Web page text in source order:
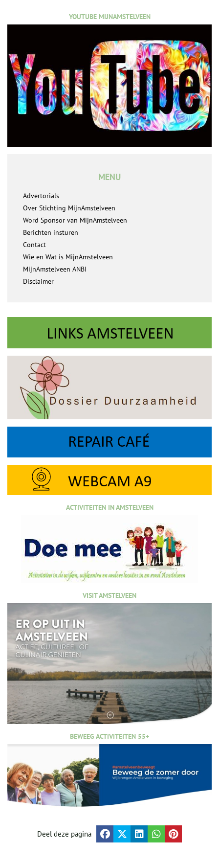
YOUTUBE MIJNAMSTELVEEN
MENU
Advertorials
Over Stichting MijnAmstelveen
Word Sponsor van MijnAmstelveen
Berichten insturen
Contact
Wie en Wat is MijnAmstelveen
MijnAmstelveen ANBI
Disclaimer
ACTIVITEITEN IN AMSTELVEEN
VISIT AMSTELVEEN
BEWEEG ACTIVITEITEN 55+
Deel deze pagina